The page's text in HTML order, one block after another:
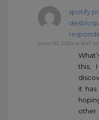
spotify
junio 20, 2024 at 8:47
this,
it
other